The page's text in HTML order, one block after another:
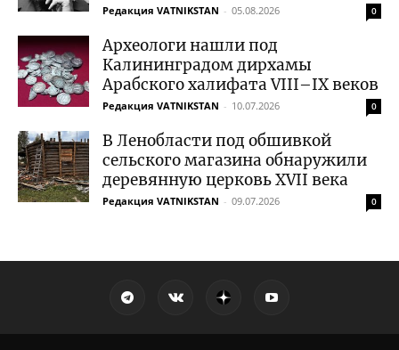
Редакция VATNIKSTAN - 05.08.2026 0
Археологи нашли под
Калининградом дирхамы
Арабского халифата VIII–IX веков
Редакция VATNIKSTAN - 10.07.2026 0
В Ленобласти под обшивкой
сельского магазина обнаружили
деревянную церковь XVII века
Редакция VATNIKSTAN - 09.07.2026 0